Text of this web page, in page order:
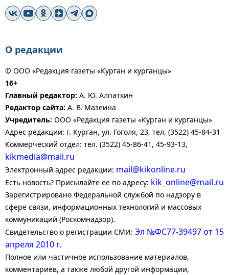
О редакции
© ООО «Редакция газеты «Курган и курганцы»
16+
Главный редактор: А. Ю. Алпаткин
Редактор сайта: А. В. Мазеина
Учредитель: ООО «Редакция газеты «Курган и курганцы»
Адрес редакции: г. Курган, ул. Гоголя, 23, тел. (3522) 45-84-31
Коммерческий отдел: тел. (3522) 45-86-41, 45-93-13,
kikmedia@mail.ru
Электронный адрес редакции: mail@kikonline.ru
Есть новость? Присылайте ее по адресу: kik_online@mail.ru
Зарегистрировано Федеральной службой по надзору в
сфере связи, информационных технологий и массовых
коммуникаций (Роскомнадзор).
Свидетельство о регистрации СМИ: Эл №ФС77-39497 от 15
апреля 2010 г.
Полное или частичное использование материалов,
комментариев, а также любой другой информации,